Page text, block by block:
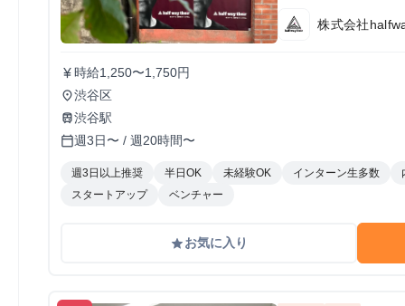
株式会社
currency_yen時給1,250〜1,750円
place渋谷区
train渋谷駅
calendar_today週3日〜 / 週20時間〜
週3日以上推奨 半日OK 未経験OK インターン生多数
スタートアップ
ベンチャー
gradeお気に入り